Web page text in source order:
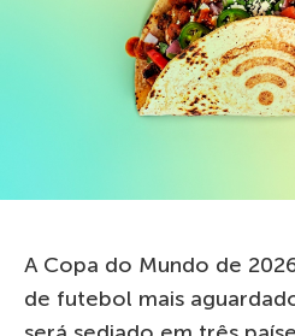
A Copa do Mundo de
de futebol mais